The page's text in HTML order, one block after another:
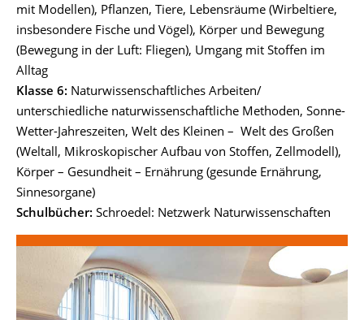
mit Modellen), Pflanzen, Tiere, Lebensräume (Wirbeltiere,
insbesondere Fische und Vögel), Körper und Bewegung
(Bewegung in der Luft: Fliegen), Umgang mit Stoffen im
Alltag
Klasse 6: Naturwissenschaftliches Arbeiten/
unterschiedliche naturwissenschaftliche Methoden, Sonne-
Wetter-Jahreszeiten, Welt des Kleinen – Welt des Großen
(Weltall, Mikroskopischer Aufbau von Stoffen, Zellmodell),
Körper – Gesundheit – Ernährung (gesunde Ernährung,
Sinnesorgane)
Schulbücher: Schroedel: Netzwerk Naturwissenschaften